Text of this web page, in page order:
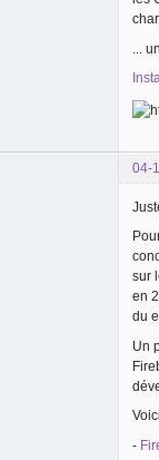
...
04-
sur
en
du
Un
-